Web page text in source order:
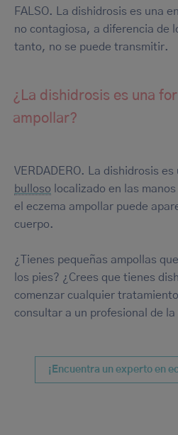
FALSO. La dishidrosis es una
no contagiosa, a diferencia de
tanto, no se puede transmitir.
¿La dishidrosis es una
ampollar?
VERDADERO. La dishidrosis es
bulloso localizado en las
el eczema ampollar puede
cuerpo.
¿Tienes pequeñas ampollas
los pies? ¿Crees que tienes
comenzar cualquier
consultar a un profesional de la
¡Encuentra un experto en